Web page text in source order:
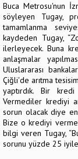
Buca Metrosu'nun
söyleyen Tugay,
tamamlanma
kaydeden Tugay,
ilerleyecek. Buna
anlaşmalar
Uluslararası
Çiğli'de arıtma
yaptırdık. Bir kredi
Vermediler krediyi
sorun olacak diye
Bize o krediyi
bilgi veren Tugay,
sorunu yüzde 25